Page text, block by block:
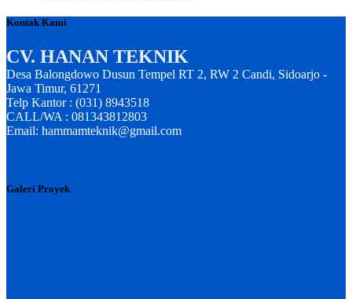
Kontak Kami
CV. HANAN TEKNIK
Desa Balongdowo Dusun Tempel RT 2, RW 2 Candi, Sidoarjo -
Jawa Timur, 61271
Telp Kantor : (031) 8943518
CALL/WA : 081343812803
Email: hammamteknik@gmail.com
Galeri Proyek